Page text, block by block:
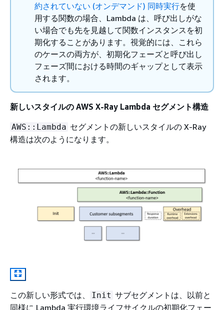
約されていない (オンデマンド) 同時実行を使
用する関数の場合、Lambda は、呼び出しがな
い場合でも先を見越して関数インスタンスを初
期化することがあります。視覚的には、これら
のケースの両方が、初期化フェーズと呼び出し
フェーズ間における時間のギャップとして表示
されます。
新しいスタイルの AWS X-Ray Lambda セグメント構造
AWS::Lambda セグメントの新しいスタイルの X-Ray
構造は次のようになります。
この新しい形式では、 Init サブセグメントは、以前と
同様に Lambda 実行環境ライフサイクルの初期化フェー